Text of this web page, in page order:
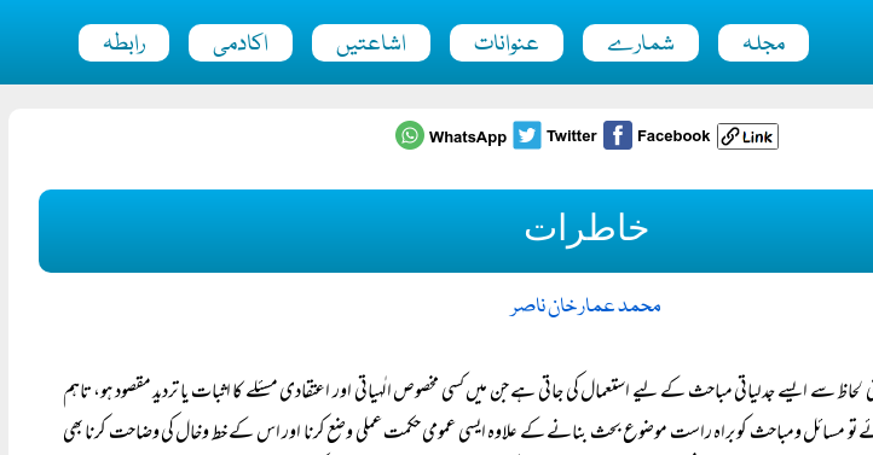
مجلہ شمارے عنوانات اشاعتیں اکادمی رابطہ
خاطرات
محمد عمار خان ناصر
لحاظ سے ایسے جدلیاتی مباحث کے لیے استعمال کی جاتی ہے جن میں کسی مخصوص الٰہیاتی اور اعتقادی مسئلے کا اثبات یا تردید مقصود ہو، تاہم
مسائل ومباحث کو براہ راست موضوع بحث بنانے کے علاوہ ایسی عمومی حکمت عملی وضع کرنا اور اس کے خط وخال کی وضاحت کرنا بھی